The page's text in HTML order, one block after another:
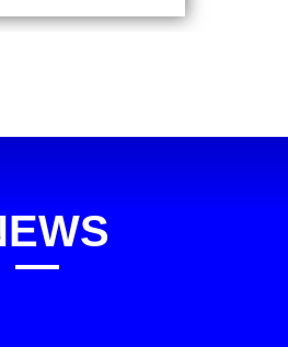
お知らせ